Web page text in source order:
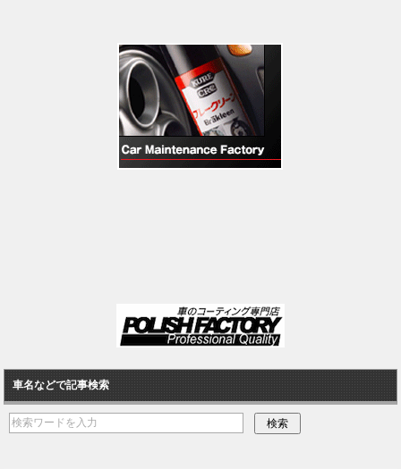
車名などで記事検索